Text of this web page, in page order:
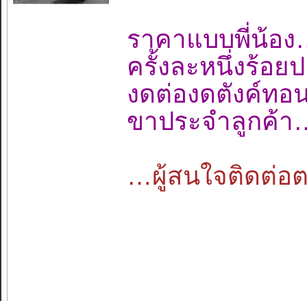
ราคาแบบพี่น้
ครั้งละหนึ่งร้อ
งดต่องดตังค์ท
ขาประจำลูกค้
…ผู้สนใจติดต่อต